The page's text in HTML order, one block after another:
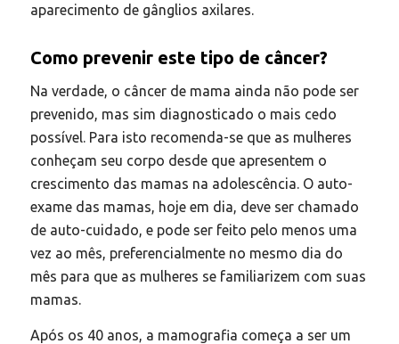
aparecimento de gânglios axilares.
Como prevenir este tipo de câncer?
Na verdade, o câncer de mama ainda não pode ser
prevenido, mas sim diagnosticado o mais cedo
possível. Para isto recomenda-se que as mulheres
conheçam seu corpo desde que apresentem o
crescimento das mamas na adolescência. O auto-
exame das mamas, hoje em dia, deve ser chamado
de auto-cuidado, e pode ser feito pelo menos uma
vez ao mês, preferencialmente no mesmo dia do
mês para que as mulheres se familiarizem com suas
mamas.
Após os 40 anos, a mamografia começa a ser um